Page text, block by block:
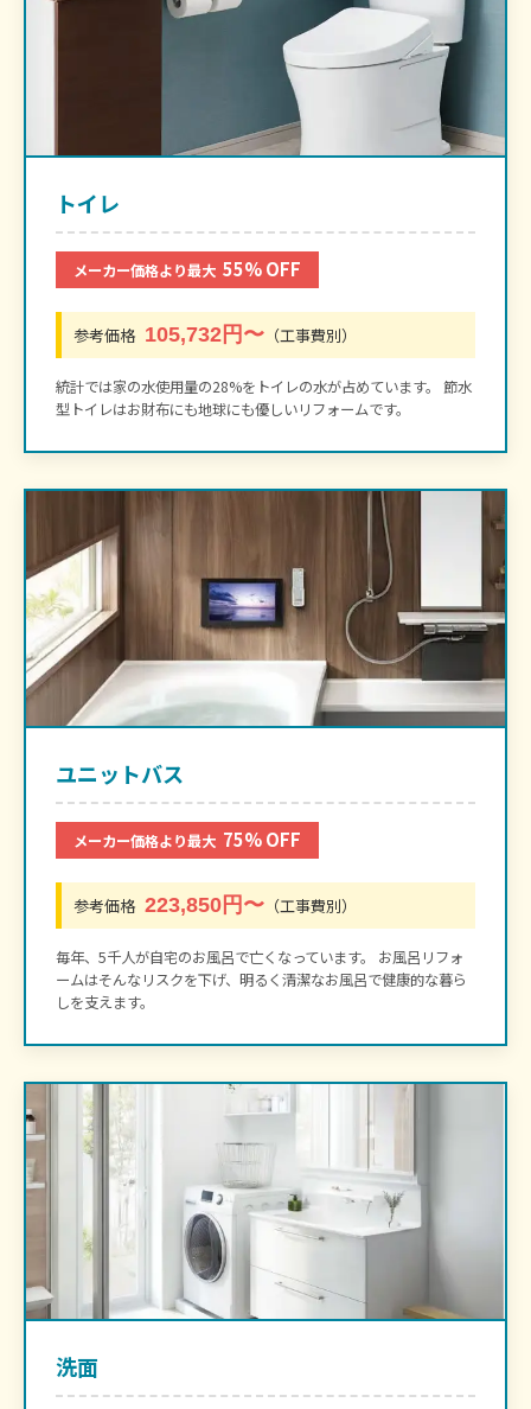
トイレ
メーカー価格より最大 55% OFF
参考価格 105,732円〜 （工事費別）
統計では家の水使用量の28%をトイレの水が占めています。 節水
型トイレはお財布にも地球にも優しいリフォームです。
ユニットバス
メーカー価格より最大 75% OFF
参考価格 223,850円〜 （工事費別）
毎年、5千人が自宅のお風呂で亡くなっています。 お風呂リフォ
ームはそんなリスクを下げ、明るく清潔なお風呂で健康的な暮ら
しを支えます。
洗面